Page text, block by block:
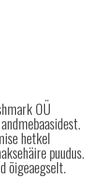
OÜ
hetkel
puudus.
õigeaegselt.